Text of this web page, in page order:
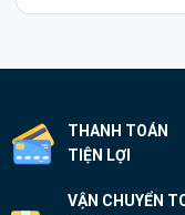
THANH TOÁN
TIỆN LỢI
VẬN CHUYỂN